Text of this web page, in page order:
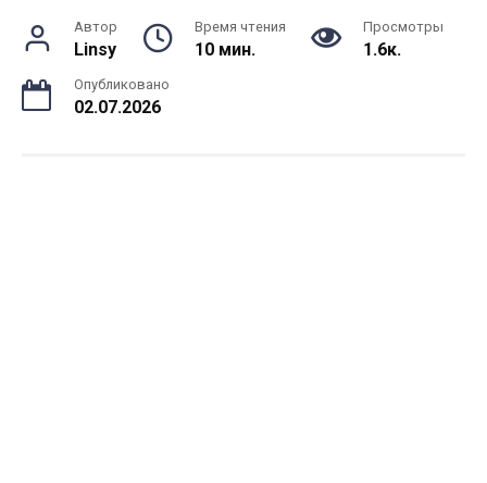
Автор
Linsy
Время чтения
10 мин.
Просмотры
1.6к.
Опубликовано
02.07.2026